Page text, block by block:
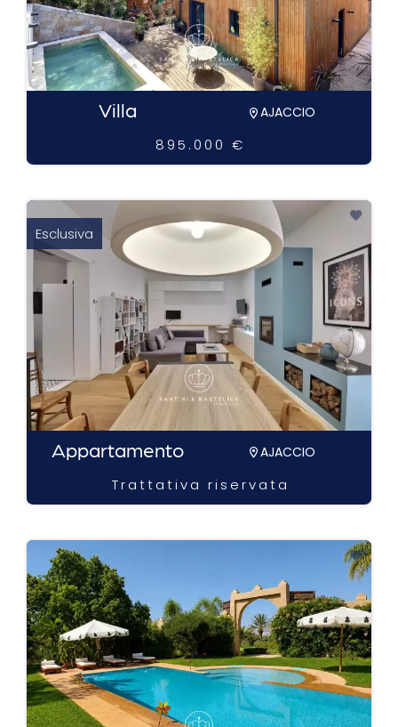
Villa AJACCIO
895.000 €
Appartamento AJACCIO
Trattativa riservata
Esclusiva